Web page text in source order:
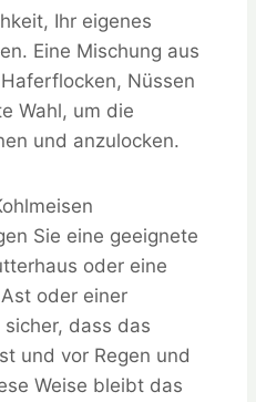
Ihr eigenes
Eine Mischung aus
Nüssen
Wahl, um die
und anzulocken.
Sie eine geeignete
oder eine
oder einer
dass das
und vor Regen und
Weise bleibt das